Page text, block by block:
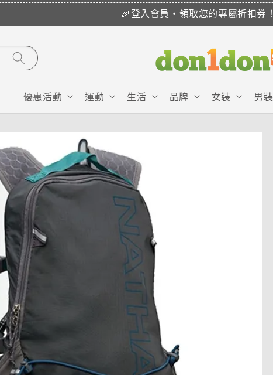
🎉登入會員・領取您的專屬折扣券！
優惠活動 運動 生活 品牌 女裝 男裝